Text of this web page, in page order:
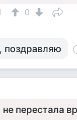
0
поздравляю
перестала